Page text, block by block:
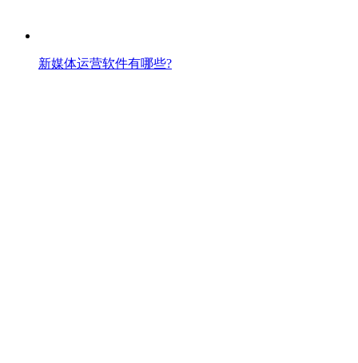
新媒体运营软件有哪些?